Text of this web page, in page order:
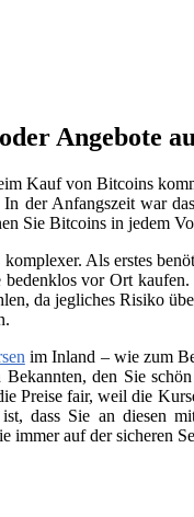
Angebote
Kauf von Bitcoins
der Anfangszeit war
Sie Bitcoins in jedem
Als erstes
vor Ort
da jegliches Risiko
im Inland – wie zum
den Sie
Preise fair, weil die
dass Sie an diesen
immer auf der sicheren